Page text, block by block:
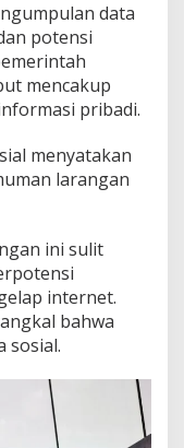
data
potensi
mencakup
pribadi.
menyatakan
larangan
ini sulit
internet.
bahwa
sosial.